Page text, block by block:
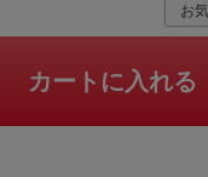
お
カートに入れる